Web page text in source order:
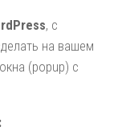
, с
на вашем
(popup) с